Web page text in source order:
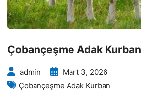
Çobançeşme Adak Kurban
admin
Mart 3, 2026
Çobançeşme Adak Kurban